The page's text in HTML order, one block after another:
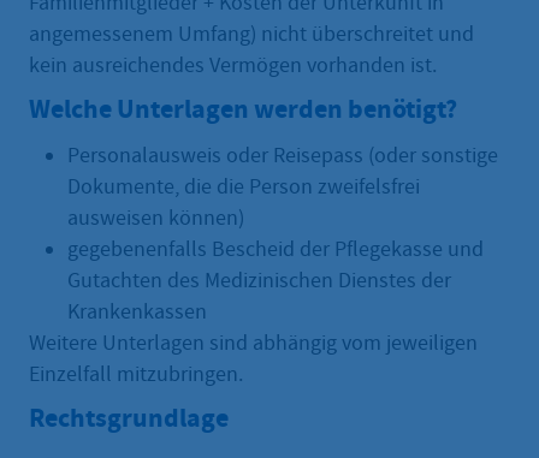
angemessenem Umfang) nicht überschreitet und
kein ausreichendes Vermögen vorhanden ist.
Welche Unterlagen werden benötigt?
Personalausweis oder Reisepass (oder sonstige
Dokumente, die die Person zweifelsfrei
ausweisen können)
gegebenenfalls Bescheid der Pflegekasse und
Gutachten des Medizinischen Dienstes der
Krankenkassen
Weitere Unterlagen sind abhängig vom jeweiligen
Einzelfall mitzubringen.
Rechtsgrundlage